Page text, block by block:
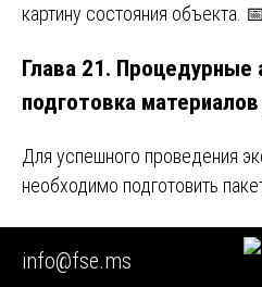
картину состояния объекта.
Глава 21. Процедурные
подготовка
Для успешного проведения
необходимо подготовить
Определение суда о
судебная).
info@fse.ms